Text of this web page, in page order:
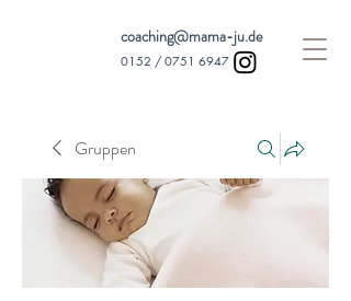
coaching@mama-ju.de
0152 / 0751 6947
Gruppen